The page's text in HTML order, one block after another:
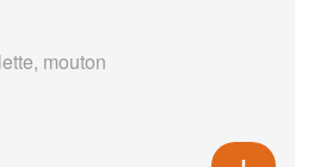
mouton